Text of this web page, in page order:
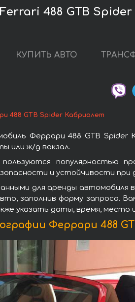
488 GTB Spider
КУПИТЬ АВТО
488 GTB Spider Кабриолет
Феррари 488 GTB
или ж/д вокзал.
популярностью
и устойчивости при
для аренды
заполнив форму запроса.
указать даты, время, место
Феррари 488